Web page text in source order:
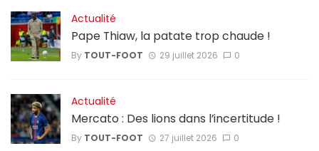
Actualité
Pape Thiaw, la patate trop chaude !
By TOUT-FOOT 29 juillet 2026 0
Actualité
Mercato : Des lions dans l’incertitude !
By TOUT-FOOT 27 juillet 2026 0